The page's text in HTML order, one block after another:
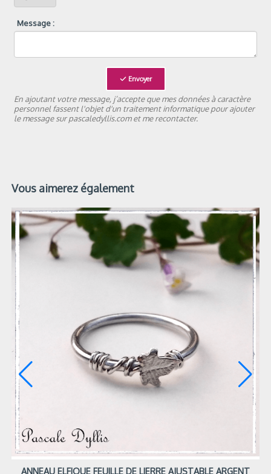
Message :
Envoyer
En ajoutant votre message, j’accepte que mes données à caractère
personnel fassent l'objet d'un traitement informatique pour ajouter
le message sur pascaledyllis.com et me recontacter.
Vous aimerez également
ANNEAU ELFIQUE FEUILLE DE LIERRE AJUSTABLE